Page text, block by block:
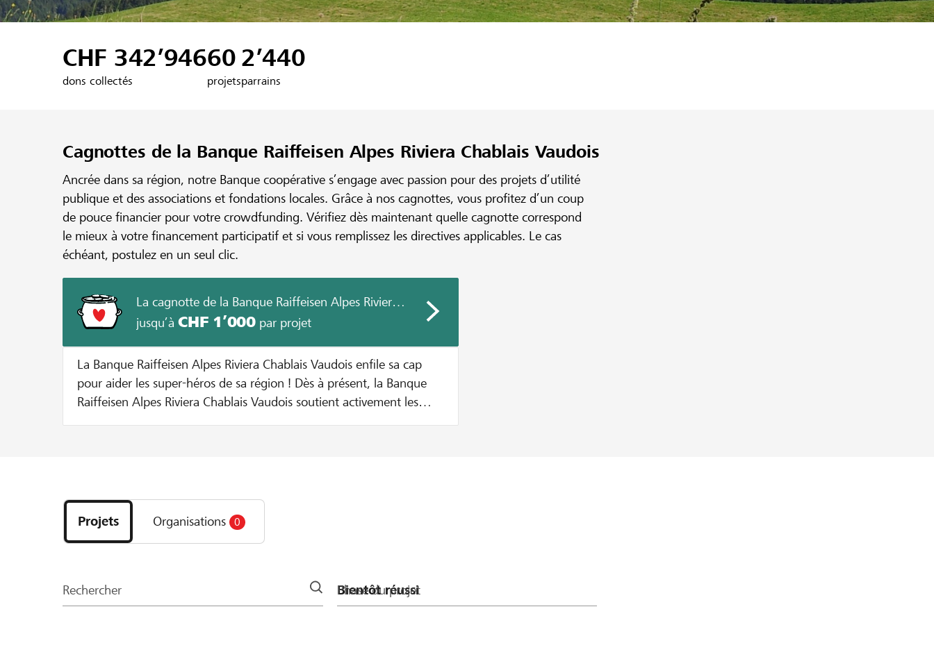
CHF 342’946
dons collectés
60
projets
2’440
parrains
Cagnottes de la Banque Raiffeisen Alpes Riviera Chablais Vaudois
Ancrée dans sa région, notre Banque coopérative s’engage avec passion pour des projets d’utilité
publique et des associations et fondations locales. Grâce à nos cagnottes, vous profitez d’un coup
de pouce financier pour votre crowdfunding. Vérifiez dès maintenant quelle cagnotte correspond
le mieux à votre financement participatif et si vous remplissez les directives applicables. Le cas
échéant, postulez en un seul clic.
La cagnotte de la Banque Raiffeisen Alpes Riviera Chablais Vaudois
jusqu’à CHF 1’000par projet
La Banque Raiffeisen Alpes Riviera Chablais Vaudois enfile sa cap
pour aider les super-héros de sa région ! Dès à présent, la Banque
Raiffeisen Alpes Riviera Chablais Vaudois soutient activement les
projet et au maximum CHF 1’000 de la cagnotte sont versés par
projet Exemple: Pour un don de CHF 20, le montant est doublé et
les
projets
et
la
Projets Organisations 0
Rechercher Phase du projet